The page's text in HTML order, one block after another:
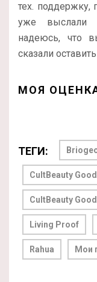
тех. поддержку,
уже выслали
надеюсь, что
сказали
МОЯ
ТЕГИ:
CultBeauty
CultBeauty
Living Proof
Rahua Мои